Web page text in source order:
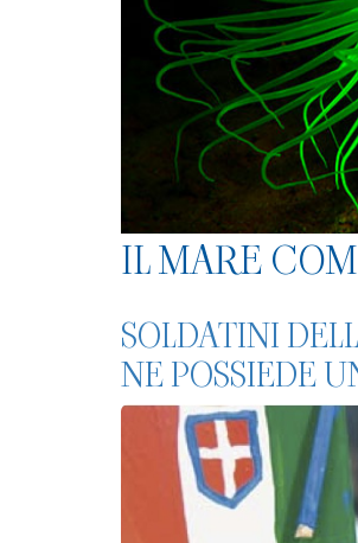
IL MARE
SOLDATINI
NE POSSIEDE